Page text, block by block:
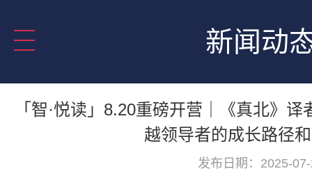
新闻动
「智·悦读」8.20重磅开营｜《真北》
越领导者的成长路径
发布日期：2025-